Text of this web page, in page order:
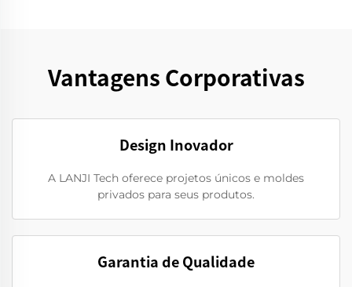
Vantagens Corporativas
Design Inovador
A LANJI Tech oferece projetos únicos e moldes
privados para seus produtos.
Garantia de Qualidade